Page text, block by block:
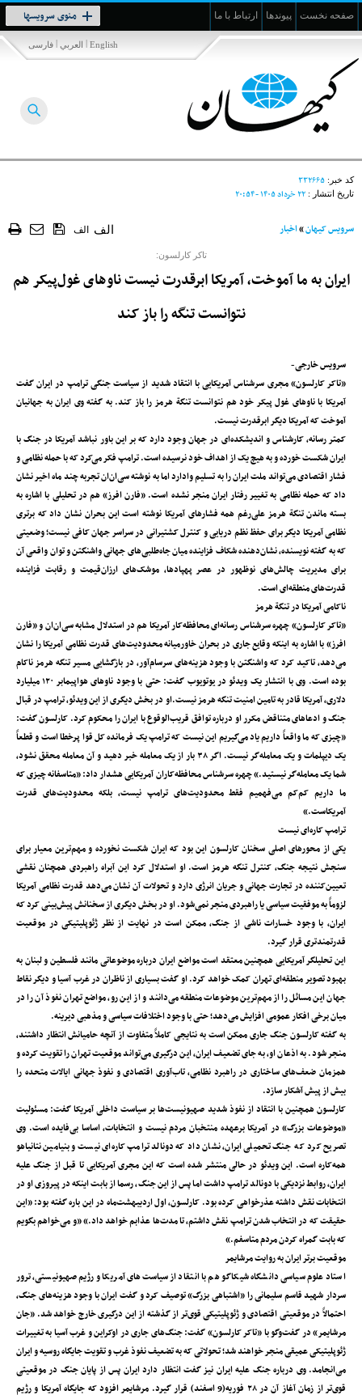
صفحه نخست پیوندها ارتباط با ما منوی سرویسها
Toggle
navigation
فارسی | العربي | English
کد خبر: ۳۳۲۶۶۵
تاریخ انتشار : ۲۲ خرداد ۱۴۰۵ - ۲۰:۵۴
سرویس کیهان»اخبار الف الف
تاکر کارلسون:
ایران به ما آموخت، آمریکا ابرقدرت نیست ناوهای غول‌پیکر هم
نتوانست تنگه‌ را باز کند
سرویس خارجی-
«تاکر کارلسون» مجری سرشناس آمریکایی با انتقاد شدید از سیاست جنگی ترامپ در ایران گفت
آمریکا با ناوهای غول پیکر خود هم نتوانست تنگة هرمز را باز کند. به گفته وی ایران به جهانیان
آموخت که آمریکا دیگر ابرقدرت نیست.
کمتر رسانه، کارشناس و اندیشکده‌ای در جهان وجود دارد که بر این باور نباشد آمریکا در جنگ با
ایران شکست خورده و به هیچ یک از اهداف خود نرسیده است. ترامپ فکر می‌کرد که با حمله نظامی و
فشار اقتصادی می‌تواند ملت ایران را به تسلیم وادارد اما به نوشته سی‌ان‌ان تجربه چند ماه اخیر نشان
داد که حمله نظامی به تغییر رفتار ایران منجر نشده است. «فارن افرز» هم در تحلیلی با اشاره به
بسته ماندن تنگة هرمز علی‌رغم همه فشارهای آمریکا نوشته است این بحران نشان داد که برتری
نظامی آمریکا دیگر برای حفظ نظم دریایی و کنترل کشتیرانی در سراسر جهان کافی نیست؛ وضعیتی
که به گفته نویسنده، نشان‌دهنده شکاف فزاینده میان جاه‌طلبی‌های جهانی واشنگتن و توان واقعی آن
برای مدیریت چالش‌های نوظهور در عصر پهپادها، موشک‌های ارزان‌قیمت و رقابت فزاینده
قدرت‌های منطقه‌ای است.
ناکامی آمریکا در تنگة هرمز
«تاکر کارلسون» چهره سرشناس رسانه‌ای محافظه‌کار آمریکا هم در استدلال مشابه سی‌ان‌ان و «فارن
افرز» با اشاره به اینکه وقایع جاری در بحران خاورمیانه محدودیت‌های قدرت نظامی آمریکا را نشان
می‌دهد، تاکید کرد که واشنگتن با وجود هزینه‌های سرسام‌آور، در بازگشایی مسیر تنگه هرمز ناکام
بوده است. وی با انتشار یک ویدئو در یوتویوب گفت: حتی با وجود ناوهای هواپیمابر ۱۲۰ میلیارد
دلاری، آمریکا قادر به تامین امنیت تنگه هرمز نیست.او در بخش دیگری از این ویدئو، ترامپ در قبال
جنگ و ادعاهای متناقض مکرر او درباره توافق قریب‌الوقوع با ایران را محکوم کرد. کارلسون گفت:
«چیزی که ما واقعاً داریم یاد می‌گیریم این نیست که ترامپ یک فرمانده کل قوا پرخطا است و قطعاً
یک دیپلمات و یک معامله‌گر نیست. اگر ۳۸ بار از یک معامله خبر دهید و آن معامله محقق نشود،
شما یک معامله‌گر نیستید.» چهره سرشناس محافظه‌کاران آمریکایی هشدار داد: «متاسفانه چیزی که
ما داریم کم‌کم می‌فهمیم فقط محدودیت‌های ترامپ نیست، بلکه محدودیت‌های قدرت
آمریکاست.»
ترامپ کاره‌ای نیست
یکی از محورهای اصلی سخنان کارلسون این بود که ایران شکست نخورده و مهم‌ترین معیار برای
سنجش نتیجه جنگ، کنترل تنگه هرمز است. او استدلال کرد این آبراه راهبردی همچنان نقشی
تعیین‌کننده در تجارت جهانی و جریان انرژی دارد و تحولات آن نشان می‌دهد قدرت نظامی آمریکا
لزوماً به موفقیت سیاسی یا راهبردی منجر نمی‌شود. او در بخش دیگری از سخنانش پیش‌بینی کرد که
ایران، با وجود خسارات ناشی از جنگ، ممکن است در نهایت از نظر ژئوپلیتیکی در موقعیت
قدرتمندتری قرار گیرد.
این تحلیلگر آمریکایی همچنین معتقد است مواضع ایران درباره موضوعاتی مانند فلسطین و لبنان به
بهبود تصویر منطقه‌ای تهران کمک خواهد کرد. او گفت بسیاری از ناظران در غرب آسیا و دیگر نقاط
جهان این مسائل را از مهم‌ترین موضوعات منطقه می‌دانند و از این رو، مواضع تهران نفوذ آن را در
میان برخی افکار عمومی افزایش می‌دهد؛ حتی با وجود اختلافات سیاسی و مذهبی دیرینه.
به گفته کارلسون جنگ جاری ممکن است به نتایجی کاملاً متفاوت از آنچه حامیانش انتظار داشتند،
منجر شود. به اذعان او، به جای تضعیف ایران، این درگیری می‌تواند موقعیت تهران را تقویت کرده و
همزمان ضعف‌های ساختاری در راهبرد نظامی، تاب‌آوری اقتصادی و نفوذ جهانی ایالات متحده را
بیش از پیش آشکار سازد.
کارلسون همچنین با انتقاد از نفوذ شدید صهیونیست‌ها بر سیاست داخلی آمریکا گفت: مسئولیت
«موضوعات بزرگ» در آمریکا برعهده منتخبان مردم نیست و انتخابات، اساسا بی‌فایده است. وی
تصریح کرد که جنگ تحمیلی ایران، نشان داد که دونالد ترامپ کاره‌ای نیست و بنیامین نتانیاهو
همه‌کاره است. این ویدئو در حالی منتشر شده است که این مجری آمریکایی تا قبل از جنگ علیه
ایران، روابط نزدیکی با دونالد ترامپ داشت اما پس از این جنگ، رسما از بابت اینکه در پیروزی او در
انتخابات نقش داشته عذرخواهی کرده بود. کارلسون، اول اردیبهشت‌ماه در این باره گفته بود: «این
حقیقت که در انتخاب شدن ترامپ نقش داشتم، تا مدت‌ها عذابم خواهد داد.» «و می‌خواهم بگویم
که بابت گمراه کردن مردم متاسفم.»
موقعیت برتر ایران به روایت مرشایمر
استاد علوم سیاسی دانشگاه شیکاگو هم با انتقاد از سیاست‌های آمریکا و رژیم صهیونیستی، ترور
سردار شهید قاسم سلیمانی را «اشتباهی بزرگ» توصیف کرد و گفت ایران با وجود هزینه‌های جنگ،
احتمالاً در موقعیتی اقتصادی و ژئوپلیتیکی قوی‌تر از گذشته از این درگیری خارج خواهد شد. «جان
مرشایمر» در گفت‌و‌گو با «تاکر کارلسون» گفت: جنگ‌های جاری در اوکراین و غرب آسیا به تغییرات
ژئوپلیتیکی عمیقی منجر خواهند شد؛ تحولاتی که به تضعیف نفوذ غرب و تقویت جایگاه روسیه و ایران
می‌انجامد. وی درباره جنگ علیه ایران نیز گفت انتظار دارد ایران پس از پایان جنگ در موقعیتی
قوی‌تر از زمان آغاز آن در ۲۸ فوریه(9 اسفند) قرار گیرد. مرشایمر افزود که جایگاه آمریکا و رژیم